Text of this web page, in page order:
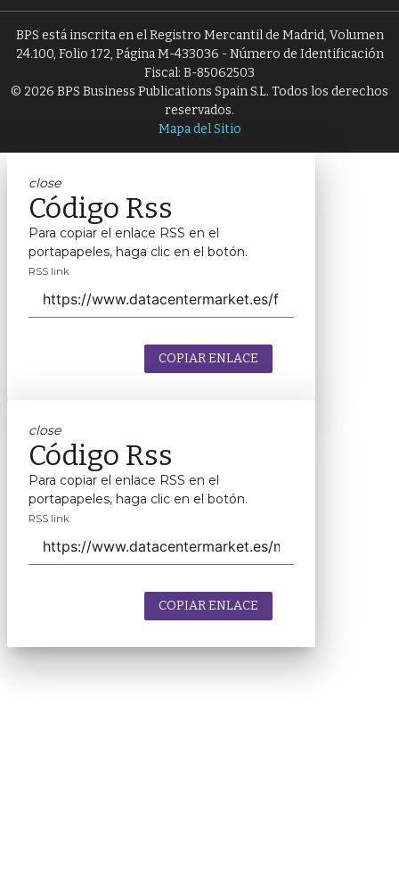
BPS está inscrita en el Registro Mercantil de Madrid, Volumen
24.100, Folio 172, Página M-433036 - Número de Identificación
Fiscal: B-85062503
© 2026 BPS Business Publications Spain S.L. Todos los derechos
reservados.
Mapa del Sitio
close
Código Rss
Para copiar el enlace RSS en el
portapapeles, haga clic en el botón.
RSS link
COPIAR ENLACE
close
Código Rss
Para copiar el enlace RSS en el
portapapeles, haga clic en el botón.
RSS link
COPIAR ENLACE